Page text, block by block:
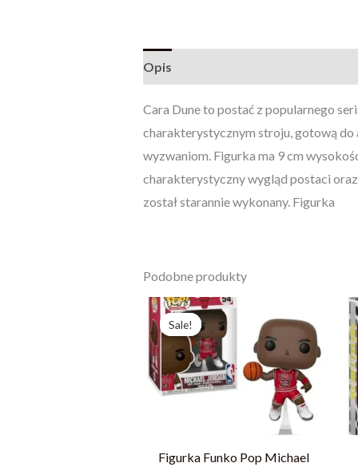
Opis
Cara Dune to postać z popularnego
charakterystycznym stroju, gotową do
wyzwaniom. Figurka ma 9 cm
charakterystyczny wygląd postaci
został starannie wykonany. Figurka
Podobne produkty
Sale!
Sale!
Figurka Funko Pop Michael
Pierwotna
cena
wynosiła:
243,61 zł.
cena
wynosi:
187,39 zł.